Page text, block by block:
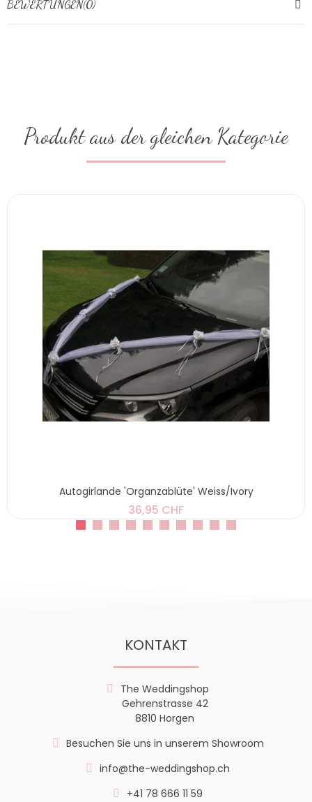
BEWERTUNGEN(0)
Produkt aus der gleichen Kategorie
Autogirlande 'Organzablüte' Weiss/Ivory
36,95 CHF
KONTAKT
The Weddingshop
Gehrenstrasse 42
8810 Horgen
Besuchen Sie uns in unserem Showroom
info@the-weddingshop.ch
+41 78 666 11 59